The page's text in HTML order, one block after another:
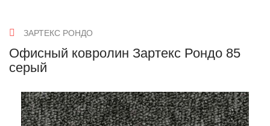
ЗАРТЕКС РОНДО
Офисный ковролин Зартекс Рондо 85
серый